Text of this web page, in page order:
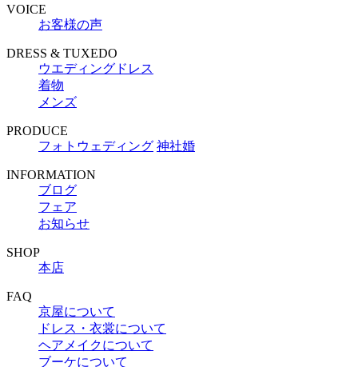
VOICE
お客様の声
DRESS & TUXEDO
ウエディングドレス
着物
メンズ
PRODUCE
フォトウェディング 神社婚
INFORMATION
ブログ
フェア
お知らせ
SHOP
本店
FAQ
京屋について
ドレス・衣裳について
ヘアメイクについて
ブーケについて